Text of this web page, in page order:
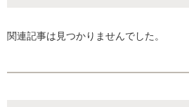
関連記事は見つかりませんでした。